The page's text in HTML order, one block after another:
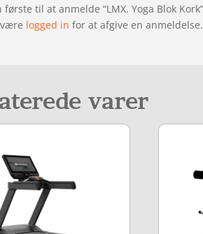
til at anmelde “LMX. Yoga Blok Kork”
logged in for at afgive en anmeldelse.
varer